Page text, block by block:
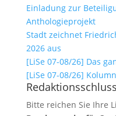
Einladung zur
Anthologieprojekt
Stadt zeichnet
2026 aus
[LiSe 07-08/26] Das
[LiSe 07-08/26]
Bitte reichen Sie Ihre